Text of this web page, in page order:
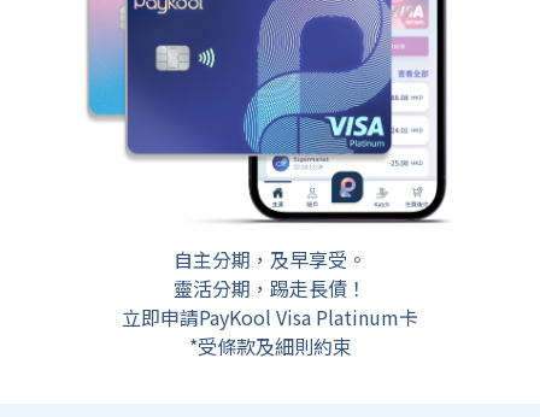
自主分期，及早享受。
靈活分期，踢走長債！
立即申請PayKool Visa Platinum卡
*受條款及細則約束